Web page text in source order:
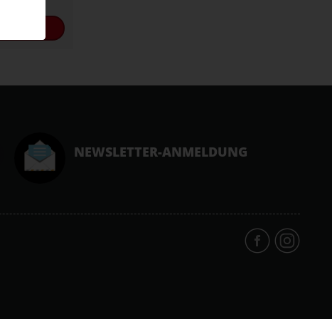
NEWSLETTER-ANMELDUNG